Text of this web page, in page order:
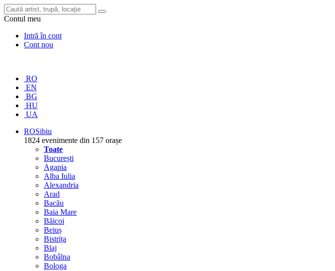
Contul meu
Intră în cont
Cont nou
RO
EN
BG
HU
UA
ROSibiu
1824 evenimente din 157 orașe
Toate
București
Agapia
Alba Iulia
Alexandria
Arad
Bacău
Baia Mare
Băicoi
Beiuș
Bistrița
Blaj
Bobâlna
Bologa